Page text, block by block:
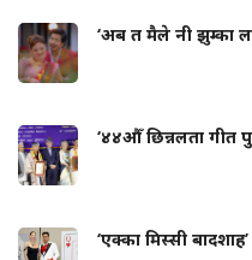
‘अब त मैले नी झुम्का
‘४४औँ छिन्नलता गीत
‘एक्का मिस्सी बादशाह’